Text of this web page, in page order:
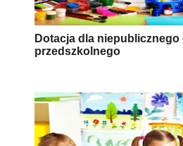
Dotacja dla niepublicznego
przedszkolnego